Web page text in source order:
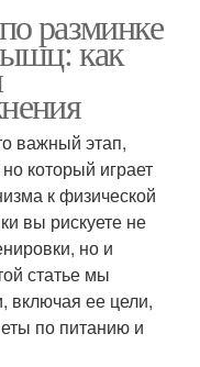
разминке
как
важный этап,
который играет
к физической
вы рискуете не
но и
статье мы
включая ее цели,
по питанию и